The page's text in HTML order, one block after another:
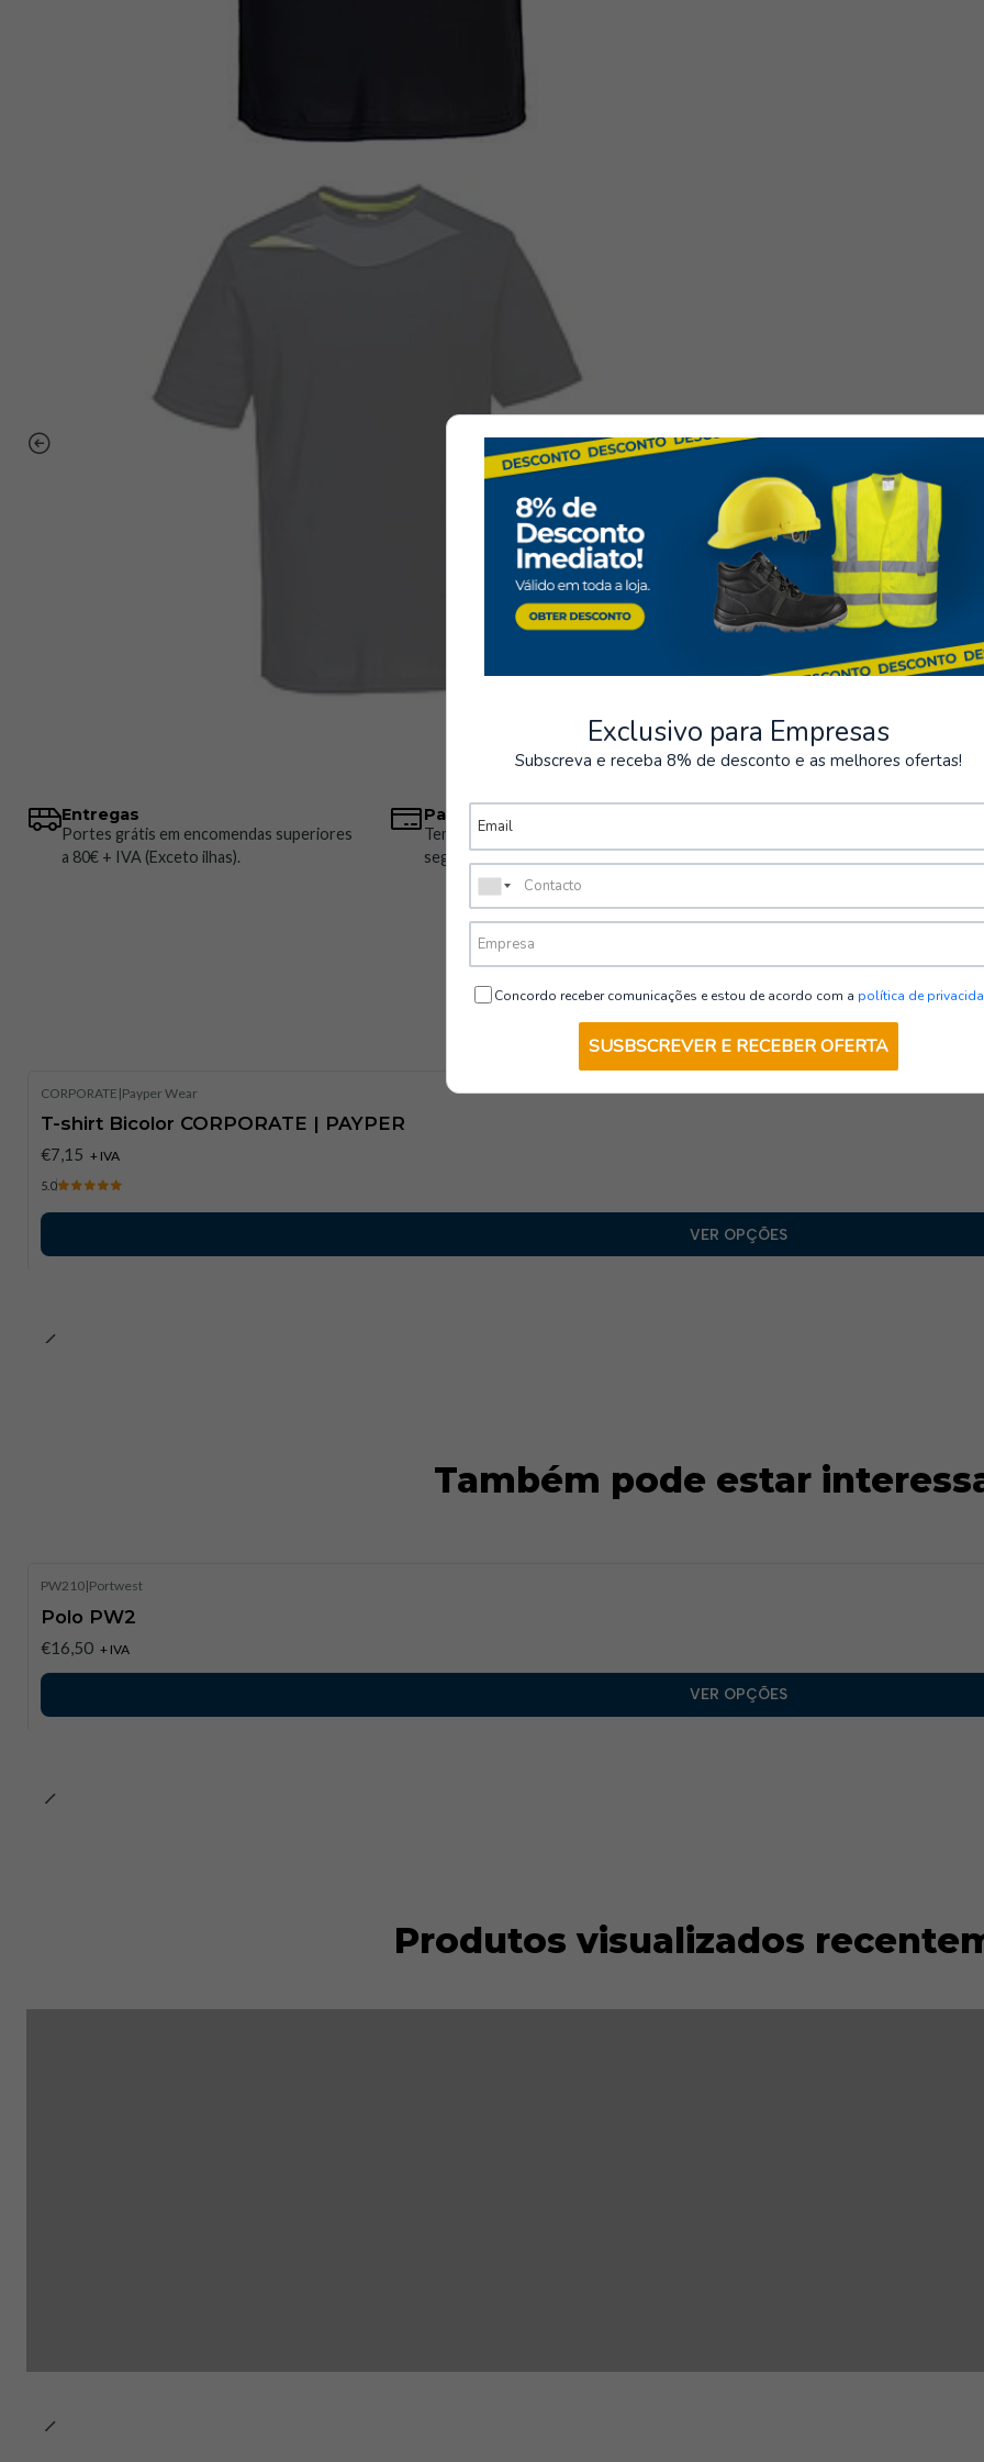
Entregas
Portes grátis em encomendas superiores
a 80€ + IVA (Exceto ilhas).
Pagamentos Seguros
Temos vários métodos de pagamento
seguros
encomenda
T-Shirts
CORPORATE |Payper Wear
T-shirt Bicolor CORPORATE | PAYPER
€7,15 + IVA
5.0
VER OPÇÕES
Também pode estar
PW210|Portwest
Polo PW2
€16,50 + IVA
VER OPÇÕES
Produtos visualizados
Exclusivo para Empresas
Subscreva e receba 8% de desconto e as melhores ofertas!
Concordo receber comunicações e estou de acordo com a política de
SUSBSCREVER E RECEBER OFERTA